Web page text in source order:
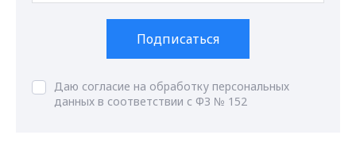
Подписаться
Даю согласие на обработку персональных
данных в соответствии с ФЗ № 152